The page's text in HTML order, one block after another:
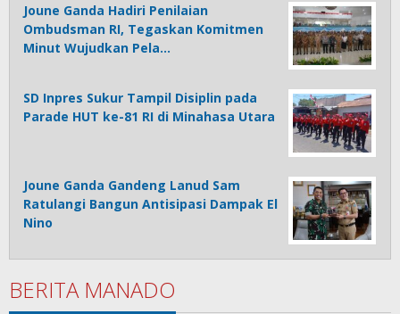
Joune Ganda Hadiri Penilaian
Ombudsman RI, Tegaskan Komitmen
Minut Wujudkan Pela…
SD Inpres Sukur Tampil Disiplin pada
Parade HUT ke-81 RI di Minahasa Utara
Joune Ganda Gandeng Lanud Sam
Ratulangi Bangun Antisipasi Dampak El
Nino
BERITA MANADO